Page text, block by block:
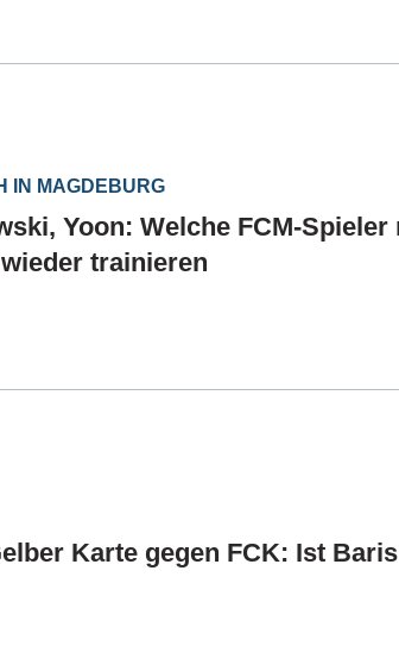
IN MAGDEBURG
Yoon: Welche FCM-Spieler
trainieren
Karte gegen FCK: Ist